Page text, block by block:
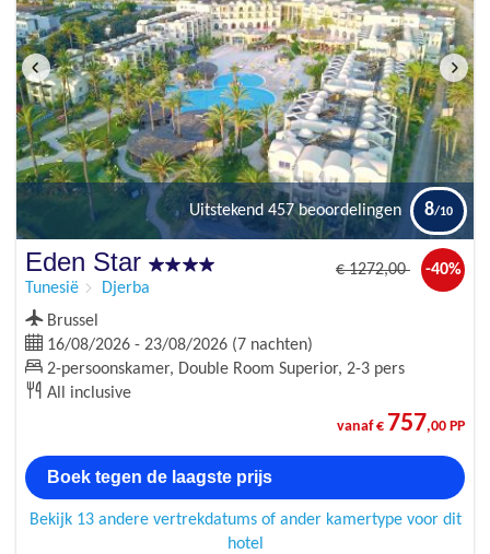
Uitstekend 457 beoordelingen 8
Eden Star
Tunesië Djerba
€1272,00 -40%
Brussel
16/08/2026 - 23/08/2026 (7 nachten)
2-persoonskamer, Double Room Superior, 2-3 pers
All inclusive
vanaf € 757,00 PP
Boek tegen de laagste prijs
Bekijk 13 andere vertrekdatums of ander kamertype voor dit
hotel